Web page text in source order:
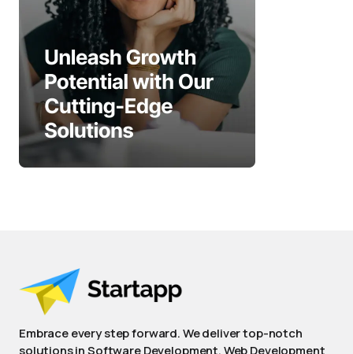
Embrace every step forward. We deliver top-notch
solutions in Software Development, Web Development